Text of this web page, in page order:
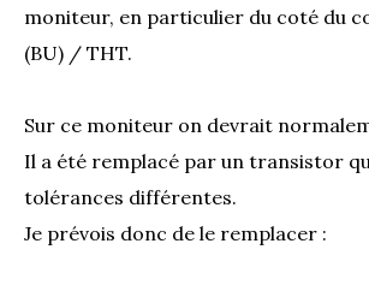
moniteur, en particulier du coté du
(BU) / THT.
Sur ce moniteur on devrait
Il a été remplacé par un transistor
tolérances différentes.
Je prévois donc de le remplacer :